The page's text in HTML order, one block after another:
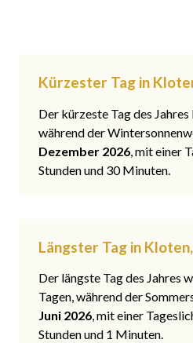
Kürzester Tag in
Der kürzeste Tag des
während der
Dezember 2026, mit einer
Stunden und 30 Minuten.
Längster Tag in
Der längste Tag des Jahres
Tagen, während der
Juni 2026, mit einer
Stunden und 1 Minuten.